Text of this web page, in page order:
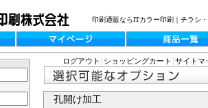
印刷通販ならITカラー印刷｜チラシ
ログアウト ショッピングカート サイトマ
孔開け加工